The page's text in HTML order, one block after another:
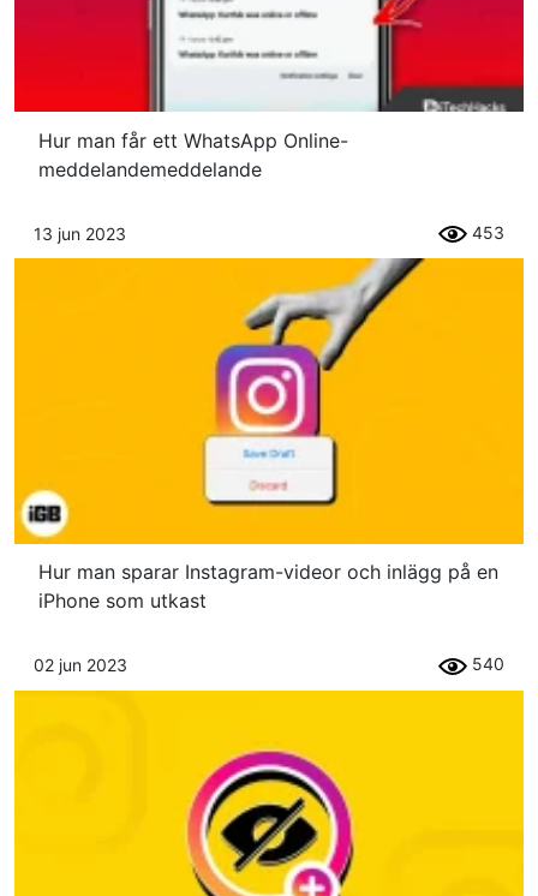
Hur man får ett WhatsApp Online-
meddelandemeddelande
13 jun 2023 453
Hur man sparar Instagram-videor och inlägg på en
iPhone som utkast
02 jun 2023 540